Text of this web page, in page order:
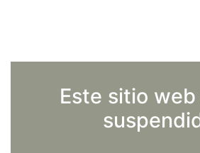
Este sitio